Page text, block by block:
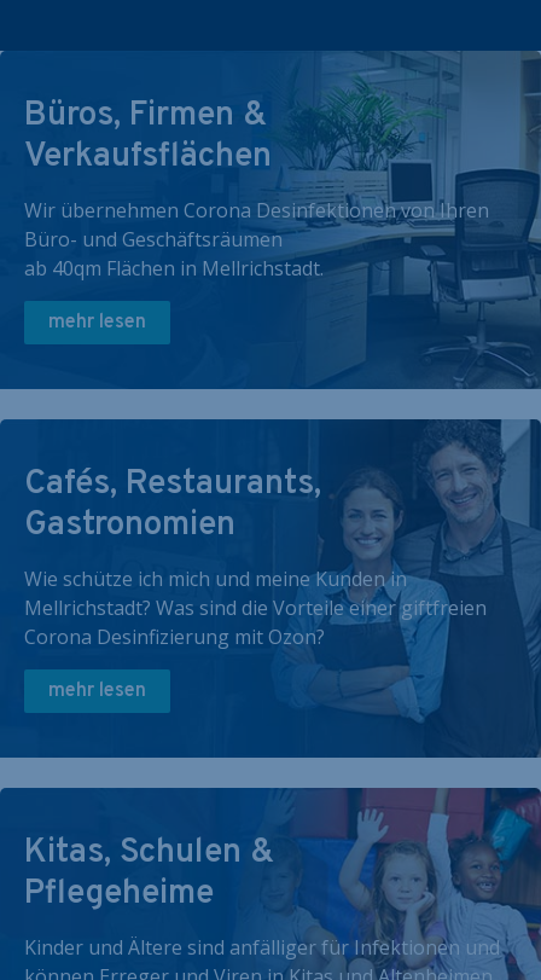
Büros, Firmen &
Verkaufsflächen
Wir übernehmen Corona Desinfektionen von Ihren
Büro- und Geschäftsräumen
ab 40qm Flächen in Mellrichstadt.
mehr lesen
Cafés, Restaurants,
Gastronomien
Wie schütze ich mich und meine Kunden in
Mellrichstadt? Was sind die Vorteile einer giftfreien
Corona Desinfizierung mit Ozon?
mehr lesen
Kitas, Schulen &
Pflegeheime
Kinder und Ältere sind anfälliger für Infektionen und